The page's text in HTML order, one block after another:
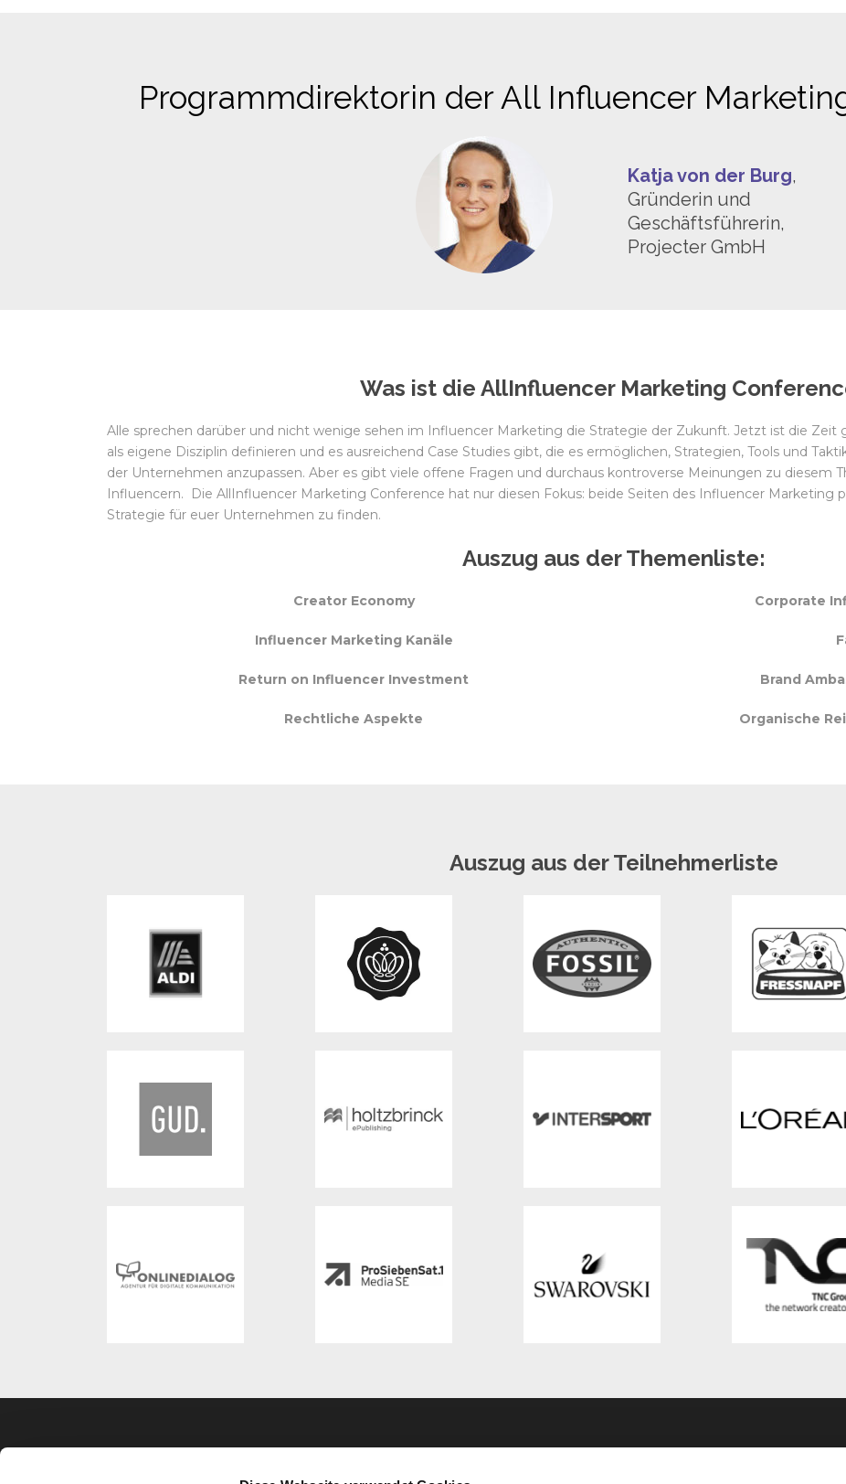
Programmdirektorin der All Influencer
Katja von der Burg,
Gründerin und
Geschäftsführerin,
Projecter GmbH
Was ist die AllInfluencer Marketing
Alle sprechen darüber und nicht wenige sehen im Influencer Marketing die Strategie der Zukunft. Jetzt ist die
als eigene Disziplin definieren und es ausreichend Case Studies gibt, die es ermöglichen, Strategien, Tools und
der Unternehmen anzupassen. Aber es gibt viele offene Fragen und durchaus kontroverse Meinungen zu diesem
Influencern. Die AllInfluencer Marketing Conference hat nur diesen Fokus: beide Seiten des Influencer Marketing
Strategie für euer Unternehmen zu finden.
Auszug aus der Themenliste:
Creator Economy
Influencer Marketing Kanäle
Return on Influencer Investment
Rechtliche Aspekte
Corporate
Brand
Organische
Auszug aus der Teilnehmerliste